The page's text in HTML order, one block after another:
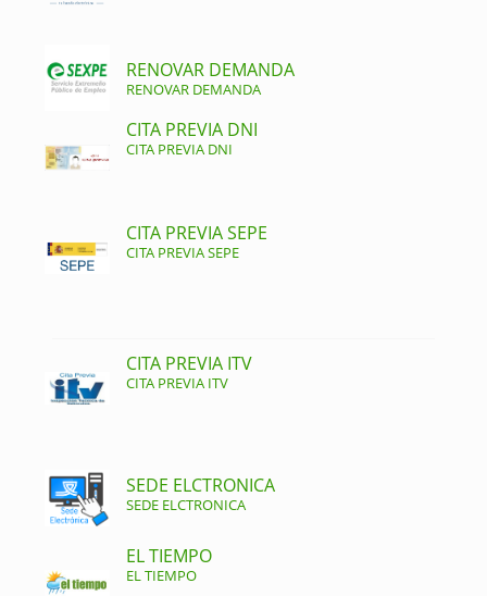
RENOVAR DEMANDA
RENOVAR DEMANDA
CITA PREVIA DNI
CITA PREVIA DNI
CITA PREVIA SEPE
CITA PREVIA SEPE
CITA PREVIA ITV
CITA PREVIA ITV
SEDE ELCTRONICA
SEDE ELCTRONICA
EL TIEMPO
EL TIEMPO